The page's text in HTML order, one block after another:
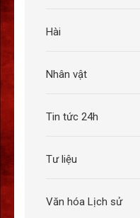
Hài
Nhân vật
Tin tức 24h
Tư liệu
Văn hóa Lịch sử